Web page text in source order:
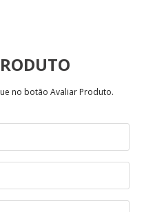
no botão Avaliar Produto.